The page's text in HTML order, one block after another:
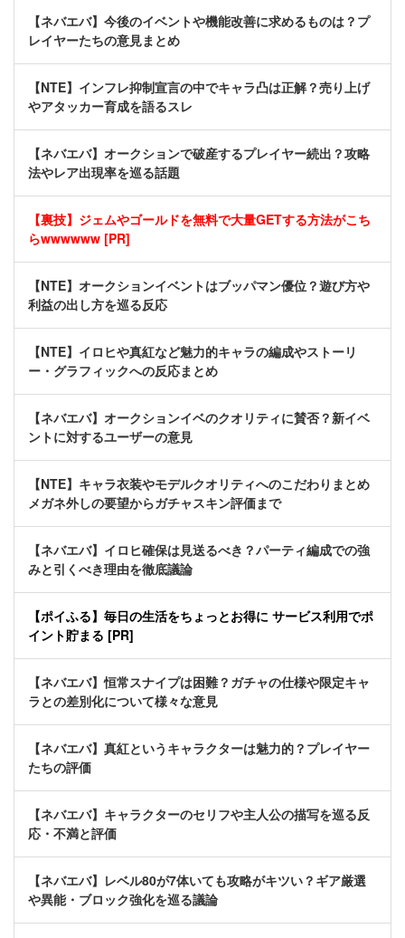
【ネバエバ】今後のイベントや機能改善に求めるものは？プ
レイヤーたちの意見まとめ
【NTE】インフレ抑制宣言の中でキャラ凸は正解？売り上げ
やアタッカー育成を語るスレ
【ネバエバ】オークションで破産するプレイヤー続出？攻略
法やレア出現率を巡る話題
【裏技】ジェムやゴールドを無料で大量GETする方法がこち
らwwwwww [PR]
【NTE】オークションイベントはブッパマン優位？遊び方や
利益の出し方を巡る反応
【NTE】イロヒや真紅など魅力的キャラの編成やストーリ
ー・グラフィックへの反応まとめ
【ネバエバ】オークションイベのクオリティに賛否？新イベ
ントに対するユーザーの意見
【NTE】キャラ衣装やモデルクオリティへのこだわりまとめ
メガネ外しの要望からガチャスキン評価まで
【ネバエバ】イロヒ確保は見送るべき？パーティ編成での強
みと引くべき理由を徹底議論
【ポイふる】毎日の生活をちょっとお得に サービス利用でポ
イント貯まる [PR]
【ネバエバ】恒常スナイプは困難？ガチャの仕様や限定キャ
ラとの差別化について様々な意見
【ネバエバ】真紅というキャラクターは魅力的？プレイヤー
たちの評価
【ネバエバ】キャラクターのセリフや主人公の描写を巡る反
応・不満と評価
【ネバエバ】レベル80が7体いても攻略がキツい？ギア厳選
や異能・ブロック強化を巡る議論